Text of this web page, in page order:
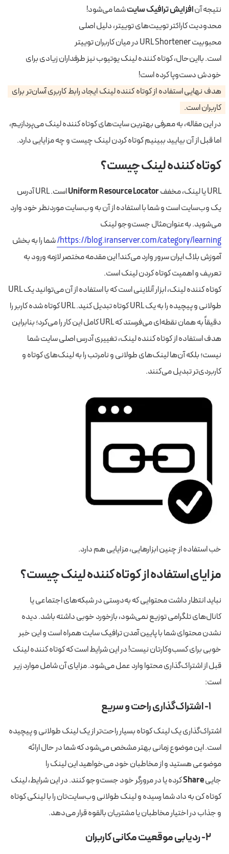
نتیجه آنافزایش ترافیک سایتشما می‌شود!
محدودیت کاراکتر توییت‌های توییتر، دلیل اصلی
محبوبیت URL Shortener در میان کاربران توییتر
است. بااین‌حال، کوتاه کننده لینک یوتیوب نیز طرفداران زیادی برای
خودش دست‌وپا کرده است!
هدف نهایی استفاده از کوتاه کننده لینک ایجاد رابط کاربری آسان‌تر برای
کاربران است.
در این مقاله، به معرفی بهترین سایت‌های کوتاه کننده لینک می‌پردازیم،
اما قبل از آن بیایید ببینیم کوتاه کردن لینک چیست و چه مزایایی دارد.
کوتاه کننده لینک چیست؟
URL یا لینک، مخفف Uniform Resource Locator
است. URL آدرس
یک وب‌سایت است و شما با استفاده از آن به وب‌سایت مورد‌نظر خود وارد
می‌شوید. به‌عنوان‌مثال جست‌وجو لینک
https://blog.iranserver.com/category/learning/ شما را به بخش
آموزش بلاگ ایران سرور وارد می‌کند! این مقدمه مختصر لازمه ورود به
تعریف و اهمیت کوتاه کردن لینک است.
کوتاه کننده لینک، ابزار آنلاینی است که با استفاده از آن می‌توانید یک URL
طولانی و پیچیده را به یک URL کوتاه تبدیل کنید. URL کوتاه شده کاربر را
دقیقاً به همان نقطه‌ای می‌فرستد که URL کامل این کار را می‌کرد؛ بنابراین
هدف استفاده از کوتاه کننده لینک، تغییری آدرس اصلی سایت شما
نیست؛ بلکه آن‌ها لینک‌های طولانی و نامرتب را به لینک‌های کوتاه و
کاربردی‌تر تبدیل می‌کنند.
خب استفاده از چنین ابزارهایی، مزایایی هم دارد.
مزایای استفاده از کوتاه کننده لینک چیست؟
نباید انتظار داشت محتوایی که به‌درستی در شبکه‌های اجتماعی یا
کانال‌های تلگرامی توزیع نمی‌شود، بازخورد خوبی داشته باشد. دیده
نشدن محتوای شما با پایین آمدن ترافیک سایت همراه است و این خبر
خوبی برای کسب‌وکارتان نیست! در این شرایط است که کوتاه کننده لینک
قبل از اشتراک‌گذاری محتوا وارد عمل می‌شود. مزایای آن شامل موارد زیر
است:
۱- اشتراک‌گذاری راحت و سریع
اشتراک‌گذاری یک لینک کوتاه بسیار راحت‌تر از یک لینک طولانی و پیچیده
است. این موضوع زمانی بهتر مشخص می‌شود که شما در حال ارائه
موضوعی هستید و از مخاطبان خود می‌خواهید این لینک را
جاییShareکرده یا در مرورگر خود جست‌وجو کنند. در این شرایط، لینک
کوتاه کن به داد شما رسیده و لینک طولانی وب‌سایت‌تان را با لینکی کوتاه
و جذاب در اختیار مخاطبان یا مشتریان بالقوه قرار می‌دهد.
۲- ردیابی موقعیت مکانی کاربران